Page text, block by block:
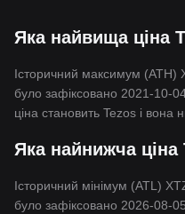
Яка найвища ціна
Історичний максимум (ATH)
було зафіксовано 2021-10-
ціна становить Tezos і вона
Яка найнижча ціна
Історичний мінімум (ATL)
було зафіксовано 2026-08-